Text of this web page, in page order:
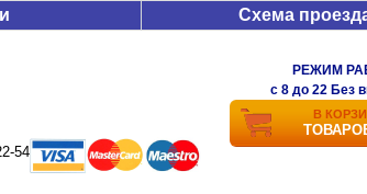
Схема
54
РЕЖИМ
c 8 до 22 Без
В